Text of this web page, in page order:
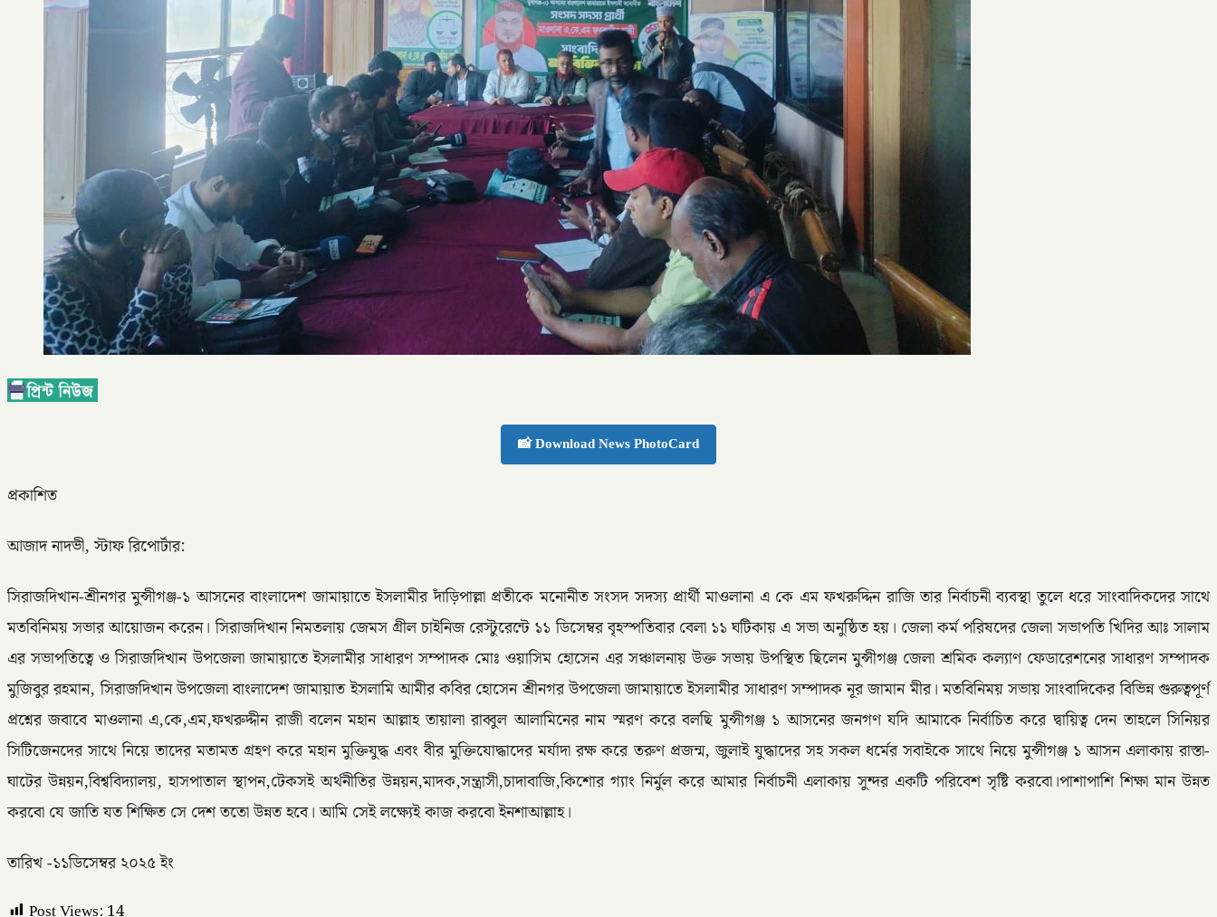
📸 Download News PhotoCard
প্রকাশিত
আজাদ নাদভী, স্টাফ রিপোর্টার:
সিরাজদিখান-শ্রীনগর মুন্সীগঞ্জ-১ আসনের বাংলাদেশ জামায়াতে ইসলামীর দাঁড়িপাল্লা প্রতীকে মনোনীত সংসদ সদস্য প্রার্থী মাওলানা এ কে এম ফখরুদ্দিন রাজি তার নির্বাচনী ব্যবস্থা তুলে ধরে সাংবাদিকদের সাথে
মতবিনিময় সভার আয়োজন করেন। সিরাজদিখান নিমতলায় জেমস গ্রীল চাইনিজ রেস্টুরেন্টে ১১ ডিসেম্বর বৃহস্পতিবার বেলা ১১ ঘটিকায় এ সভা অনুষ্ঠিত হয়। জেলা কর্ম পরিষদের জেলা সভাপতি খিদির আঃ সালাম
এর সভাপতিত্বে ও সিরাজদিখান উপজেলা জামায়াতে ইসলামীর সাধারণ সম্পাদক মোঃ ওয়াসিম হোসেন এর সঞ্চালনায় উক্ত সভায় উপস্থিত ছিলেন মুন্সীগঞ্জ জেলা শ্রমিক কল্যাণ ফেডারেশনের সাধারণ সম্পাদক
মুজিবুর রহমান, সিরাজদিখান উপজেলা বাংলাদেশ জামায়াত ইসলামি আমীর কবির হোসেন শ্রীনগর উপজেলা জামায়াতে ইসলামীর সাধারণ সম্পাদক নূর জামান মীর। মতবিনিময় সভায় সাংবাদিকের বিভিন্ন গুরুত্বপূর্ণ
প্রশ্নের জবাবে মাওলানা এ,কে,এম,ফখরুদ্দীন রাজী বলেন মহান আল্লাহ তায়ালা রাব্বুল আলামিনের নাম স্মরণ করে বলছি মুন্সীগঞ্জ ১ আসনের জনগণ যদি আমাকে নির্বাচিত করে দ্বায়িত্ব দেন তাহলে সিনিয়র
সিটিজেনদের সাথে নিয়ে তাদের মতামত গ্রহণ করে মহান মুক্তিযুদ্ধ এবং বীর মুক্তিযোদ্ধাদের মর্যাদা রক্ষ করে তরুণ প্রজন্ম, জুলাই যুদ্ধাদের সহ সকল ধর্মের সবাইকে সাথে নিয়ে মুন্সীগঞ্জ ১ আসন এলাকায় রাস্তা-
ঘাটের উন্নয়ন,বিশ্ববিদ্যালয়, হাসপাতাল স্থাপন,টেকসই অর্থনীতির উন্নয়ন,মাদক,সন্ত্রাসী,চাদাবাজি,কিশোর গ্যাং নির্মুল করে আমার নির্বাচনী এলাকায় সুন্দর একটি পরিবেশ সৃষ্টি করবো।পাশাপাশি শিক্ষা মান উন্নত
করবো যে জাতি যত শিক্ষিত সে দেশ ততো উন্নত হবে। আমি সেই লক্ষ্যেই কাজ করবো ইনশাআল্লাহ।
তারিখ -১১ডিসেম্বর ২০২৫ ইং
Post Views: 14